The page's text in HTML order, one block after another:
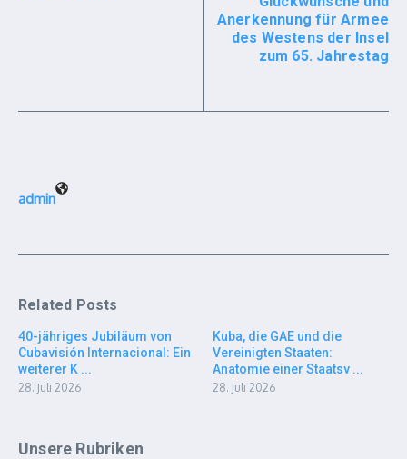
Anerkennung für Armee
des Westens der Insel
zum 65. Jahrestag
admin
Related Posts
40-jähriges Jubiläum von
Cubavisión Internacional: Ein
weiterer K ...
28. Juli 2026
Kuba, die GAE und die
Vereinigten Staaten:
Anatomie einer Staatsv ...
28. Juli 2026
Unsere Rubriken